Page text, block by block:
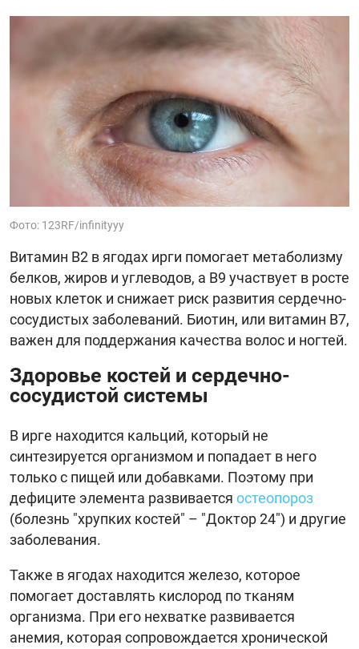
Фото: 123RF/infinityyy
Витамин В2 в ягодах ирги помогает метаболизму
белков, жиров и углеводов, а В9 участвует в росте
новых клеток и снижает риск развития сердечно-
сосудистых заболеваний. Биотин, или витамин В7,
важен для поддержания качества волос и ногтей.
Здоровье костей и сердечно-
сосудистой системы
В ирге находится кальций, который не
синтезируется организмом и попадает в него
только с пищей или добавками. Поэтому при
дефиците элемента развивается остеопороз
(болезнь "хрупких костей" – "Доктор 24") и другие
заболевания.
Также в ягодах находится железо, которое
помогает доставлять кислород по тканям
организма. При его нехватке развивается
анемия, которая сопровождается хронической